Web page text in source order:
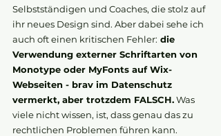
Selbstständigen und Coaches, die stolz auf
ihr neues Design sind. Aber dabei sehe ich
auch oft einen kritischen Fehler: die
Verwendung externer Schriftarten von
Monotype oder MyFonts auf Wix-
Webseiten - brav im Datenschutz
vermerkt, aber trotzdem FALSCH. Was
viele nicht wissen, ist, dass genau das zu
rechtlichen Problemen führen kann.